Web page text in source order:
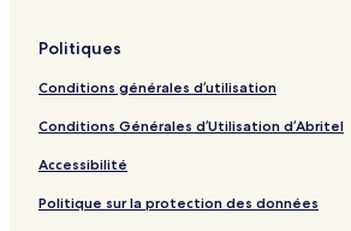
u
s
r
a
t
Politiques
Conditions générales d’utilisation
Conditions Générales d’Utilisation d’Abritel
Accessibilité
Politique sur la protection des données